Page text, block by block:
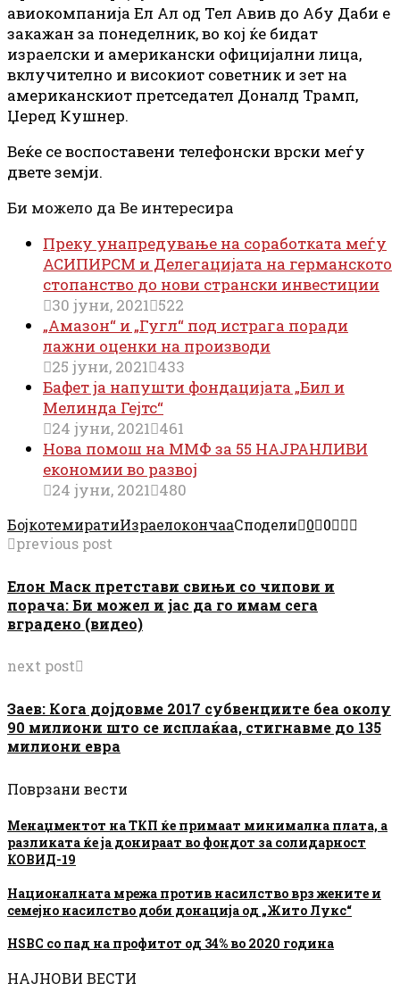
авиокомпанија Ел Ал од Тел Авив до Абу Даби е
закажан за понеделник, во кој ќе бидат
израелски и американски официјални лица,
вклучително и високиот советник и зет на
американскиот претседател Доналд Трамп,
Џеред Кушнер.
Веќе се воспоставени телефонски врски меѓу
двете земји.
Би можело да Ве интересира
Преку унапредување на соработката меѓу
АСИПИРСМ и Делегацијата на германското
стопанство до нови странски инвестиции
30 јуни, 2021 522
„Амазон“ и „Гугл“ под истрага поради
лажни оценки на производи
25 јуни, 2021 433
Бафет ја напушти фондацијата „Бил и
Мелинда Гејтс“
24 јуни, 2021 461
Нова помош на ММФ за 55 НАЈРАНЛИВИ
економии во развој
24 јуни, 2021 480
БојкотемиратиИзраелокончааСподели 0 0
previous post
Елон Маск претстави свињи со чипови и
порача: Би можел и јас да го имам сега
вградено (видео)
next post
Заев: Кога дојдовме 2017 субвенциите беа околу
90 милиони што се исплаќаа, стигнавме до 135
милиони евра
Поврзани вести
Менаџментот на ТКП ќе примаат минимална плата, a
разликата ќе ја донираат во фондот за солидарност
КОВИД-19
Националната мрежа против насилство врз жените и
семејно насилство доби донација од „Жито Лукс“
HSBC со пад на профитот од 34% во 2020 година
НАЈНОВИ ВЕСТИ